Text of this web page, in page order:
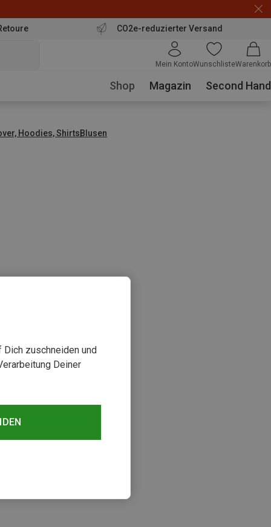
CO2e-reduzierter Versand
Mein KontoWunschlisteWarenkorb
Shop Magazin Second Hand
Hoodies, ShirtsBlusen
zuschneiden und
Deiner